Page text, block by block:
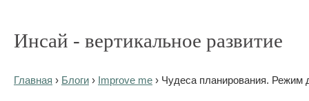
Инсай - вертикальное развитие
Главная › Блоги › Improve me › Чудеса планирования. Режим